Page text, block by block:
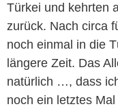
Türkei und kehrten
zurück. Nach circa
noch einmal in die
längere Zeit. Das
natürlich …, dass
noch ein letztes